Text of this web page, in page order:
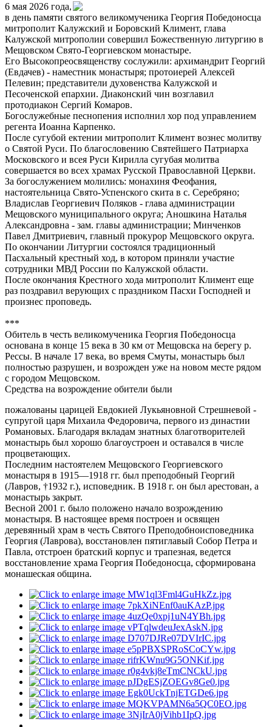
6 мая 2026 года,
в день памяти святого великомученика Георгия Победоносца
митрополит Калужский и Боровский Климент, глава
Калужской митрополии совершил Божественную литургию в
Мещовском Свято-Георгиевском монастыре.
Его Высокопреосвященству сослужили: архимандрит Георгий
(Евдачев) - наместник монастыря; протоиерей Алексей
Пелевин; представители духовенства Калужской и
Песоченской епархии. Диаконский чин возглавил
протодиакон Сергий Комаров.
Богослужебные песнопения исполнил хор под управлением
регента Иоанна Карпенко.
После сугубой ектении митрополит Климент вознес молитву
о Святой Руси. По благословению Святейшего Патриарха
Московского и всея Руси Кирилла сугубая молитва
совершается во всех храмах Русской Православной Церкви.
За богослужением молились: монахиня Феофания,
настоятельница Свято-Успенского скита в с. Серебряно;
Владислав Георгиевич Поляков - глава администрации
Мещовского муниципального округа; Аношкина Наталья
Александровна - зам. главы администрации; Минченков
Павел Дмитриевич, главный прокурор Мещовского округа.
По окончании Литургии состоялся традиционный
Пасхальный крестный ход, в котором приняли участие
сотрудники МВД России по Калужской области.
После окончания Крестного хода митрополит Климент еще
раз поздравил верующих с праздником Пасхи Господней и
произнес проповедь.
***
Обитель в честь великомученика Георгия Победоносца
основана в конце 15 века в 30 км от Мещовска на берегу р.
Рессы. В начале 17 века, во время Смуты, монастырь был
полностью разрушен, и возрожден уже на новом месте рядом
с городом Мещовском.
Средства на возрождение обители были
пожалованы царицей Евдокией Лукьяновной Стрешневой -
супругой царя Михаила Федоровича, первого из династии
Романовых. Благодаря вкладам знатных благотворителей
монастырь был хорошо благоустроен и оставался в числе
процветающих.
Последним настоятелем Мещовского Георгиевского
монастыря в 1915––1918 гг. был преподобный Георгий
(Лавров, †1932 г.), исповедник. В 1918 г. он был арестован, а
монастырь закрыт.
Весной 2001 г. было положено начало возрождению
монастыря. В настоящее время построен и освящен
деревянный храм в честь Святого Преподобноисповедника
Георгия (Лаврова), восстановлен пятиглавый Собор Петра и
Павла, отстроен братский корпус и трапезная, ведется
восстановление храма Георгия Победоносца, сформирована
монашеская община.